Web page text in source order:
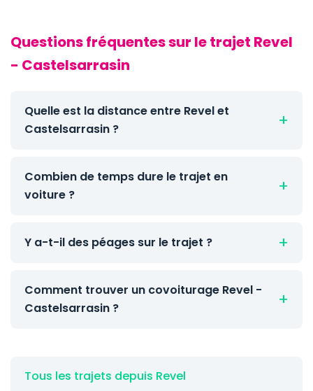
Questions fréquentes sur le trajet Revel
- Castelsarrasin
Quelle est la distance entre Revel et
Castelsarrasin ?
Combien de temps dure le trajet en
voiture ?
Y a-t-il des péages sur le trajet ?
Comment trouver un covoiturage Revel -
Castelsarrasin ?
Tous les trajets depuis Revel